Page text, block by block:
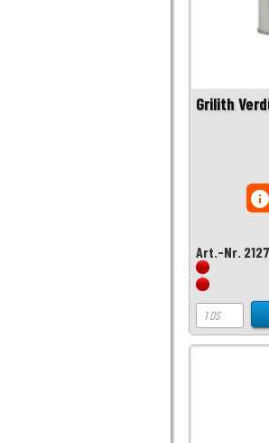
Grilith
Art.-Nr.